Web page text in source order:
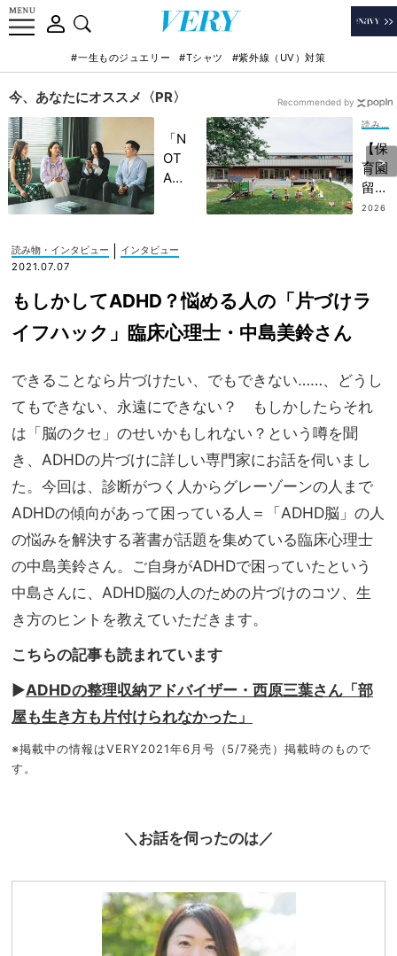
#一生ものジュエリー #Tシャツ #紫外線（UV）対策
今、あなたにオススメ〈PR〉
「N
OT
A
子ど
記憶
に一
生残
【極
上の
家族
旅】
を
【保
育園
留学
っ
然に
を！
親子
き
る“
新し
い選
択
肢”
2026
Recommended by
読み物・インタビュー
インタビュー
2021.07.07
もしかしてADHD？悩める人の「片づけラ
イフハック」臨床心理士・中島美鈴さん
できることなら片づけたい、でもできない……、どうし
てもできない、永遠にできない？ もしかしたらそれ
は「脳のクセ」のせいかもしれない？という噂を聞
き、ADHDの片づけに詳しい専門家にお話を伺いまし
た。今回は、診断がつく人からグレーゾーンの人まで
ADHDの傾向があって困っている人＝「ADHD脳」の人
の悩みを解決する著書が話題を集めている臨床心理士
の中島美鈴さん。ご自身がADHDで困っていたという
中島さんに、ADHD脳の人のための片づけのコツ、生
き方のヒントを教えていただきます。
こちらの記事も読まれています
▶︎ADHDの整理収納アドバイザー・西原三葉さん「部
屋も生き方も片付けられなかった」
※掲載中の情報はVERY2021年6月号（5/7発売）掲載時のもので
す。
＼お話を伺ったのは／